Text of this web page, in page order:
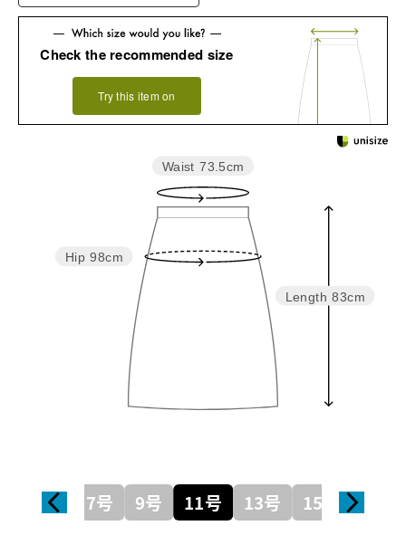
Check the recommended size
Try this item on
Length 83cm
Hip 98cm
Waist 73.5cm
7号 9号 11号 13号 15号